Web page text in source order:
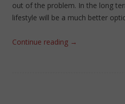
out of the problem. In the long
lifestyle will be a much better
Continue reading →